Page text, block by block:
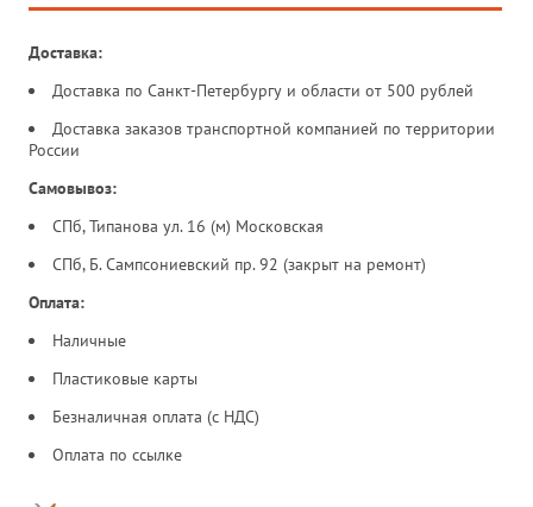
Доставка:
Доставка по Санкт-Петербургу и области от 500 рублей
Доставка заказов транспортной компанией по территории
России
Самовывоз:
СПб, Типанова ул. 16 (м) Московская
СПб, Б. Сампсониевский пр. 92 (закрыт на ремонт)
Оплата:
Наличные
Пластиковые карты
Безналичная оплата (с НДС)
Оплата по ссылке